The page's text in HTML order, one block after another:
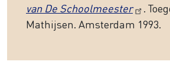
van De Schoolmeester
.
Mathijsen. Amsterdam 1993.